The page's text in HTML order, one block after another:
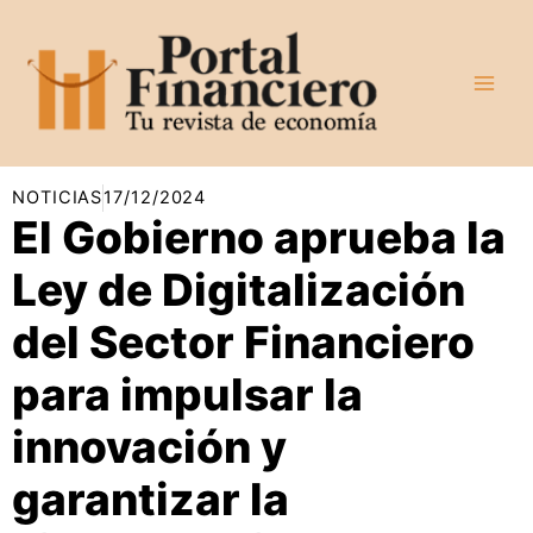
contenido
NOTICIAS17/12/2024
El Gobierno aprueba la
Ley de Digitalización
del Sector Financiero
para impulsar la
innovación y
garantizar la